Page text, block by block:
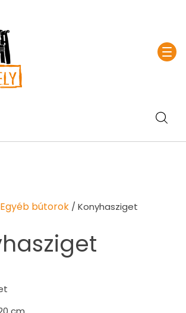
Egyéb bútorok / Konyhasziget